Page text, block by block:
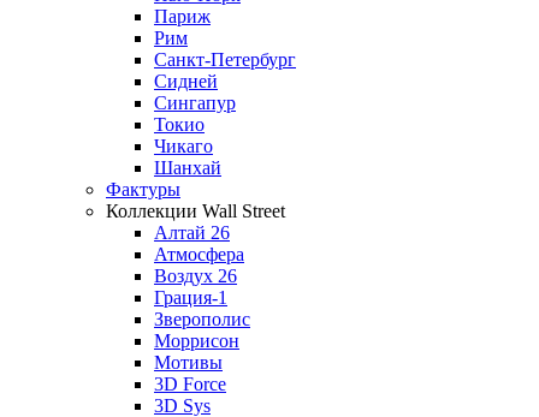
Париж
Рим
Санкт-Петербург
Сидней
Сингапур
Токио
Чикаго
Шанхай
Фактуры
Коллекции Wall Street
Алтай 26
Атмосфера
Воздух 26
Грация-1
Зверополис
Моррисон
Мотивы
3D Force
3D Sys